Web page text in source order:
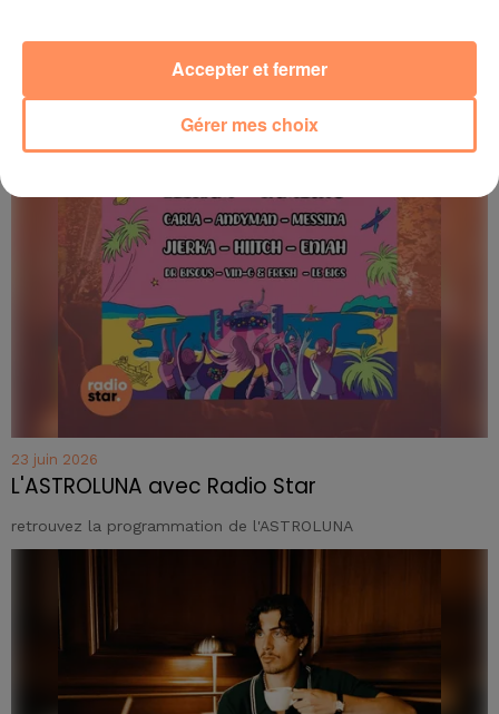
23 juin 2026
L'ASTROLUNA avec Radio Star
retrouvez la programmation de l'ASTROLUNA
Gérer mes choix
Accepter et fermer